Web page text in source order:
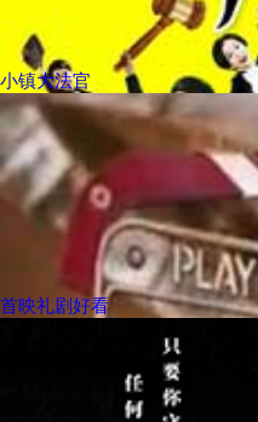
小镇大法官
首映礼剧好看